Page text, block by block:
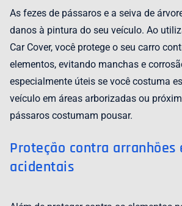
As fezes de pássaros e a seiva de
danos à pintura do seu veículo. Ao
Car Cover, você protege o seu carro
elementos, evitando manchas e
especialmente úteis se você costuma
veículo em áreas arborizadas ou
pássaros costumam pousar.
Proteção contra arranhões
acidentais